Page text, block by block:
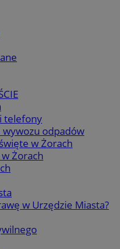
telefony
odpadów
w Żorach
w Żorach
w Urzędzie Miasta?